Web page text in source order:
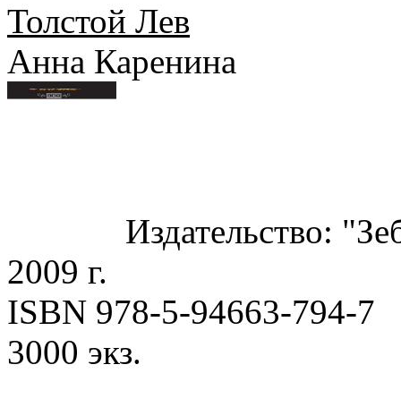
Толстой Лев
Анна Каренина
Издательство:
2009 г.
ISBN 978-5-94663-794-7
3000 экз.